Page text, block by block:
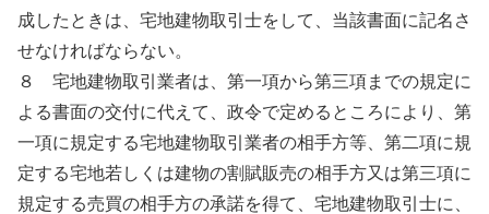
成したときは、宅地建物取引士をして、当該書面に記名さ
せなければならない。
８ 宅地建物取引業者は、第一項から第三項までの規定に
よる書面の交付に代えて、政令で定めるところにより、第
一項に規定する宅地建物取引業者の相手方等、第二項に規
定する宅地若しくは建物の割賦販売の相手方又は第三項に
規定する売買の相手方の承諾を得て、宅地建物取引士に、